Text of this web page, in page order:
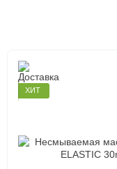
ХИТ